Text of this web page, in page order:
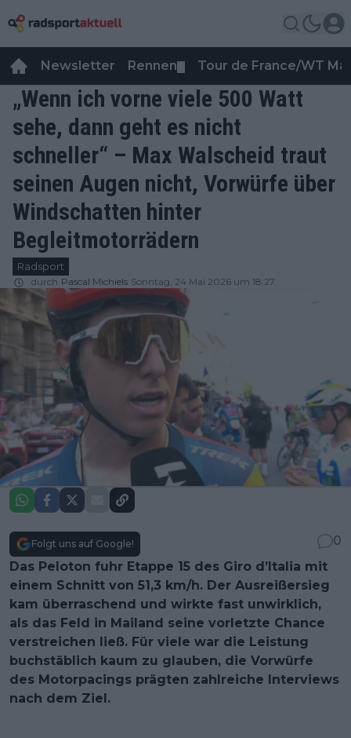
Newsletter Rennen Tour de France/WT
„Wenn ich vorne viele 500 Watt
sehe, dann geht es nicht
schneller“ – Max Walscheid traut
seinen Augen nicht, Vorwürfe über
Windschatten hinter
Begleitmotorrädern
Radsport
durch Pascal Michiels Sonntag, 24 Mai 2026 um 18:27
Folgt uns auf Google!
0
Das Peloton fuhr Etappe 15 des Giro d’Italia mit
einem Schnitt von 51,3 km/h. Der Ausreißersieg
kam überraschend und wirkte fast unwirklich,
als das Feld in Mailand seine vorletzte Chance
verstreichen ließ. Für viele war die Leistung
buchstäblich kaum zu glauben, die Vorwürfe
des Motorpacings prägten zahlreiche Interviews
nach dem Ziel.